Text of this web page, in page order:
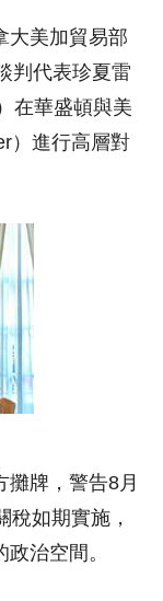
大美加貿易部
判代表珍夏雷
在華盛頓與美
）進行高層對
牌，警告8月
稅如期實施，
治空間。